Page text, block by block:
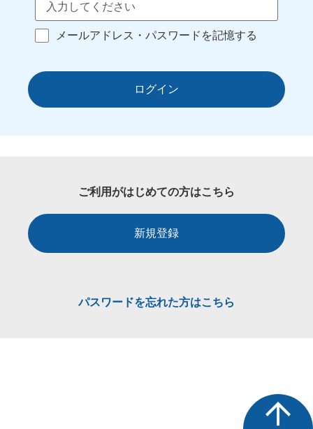
メールアドレス・パスワードを記憶する
ログイン
ご利用がはじめての方はこちら
新規登録
パスワードを忘れた方はこちら